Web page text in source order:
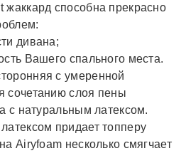
жаккард способна прекрасно
дивана;
Вашего спального места.
с умеренной
сочетанию слоя пены
с натуральным латексом.
придает топперу
Airyfoam несколько смягчает